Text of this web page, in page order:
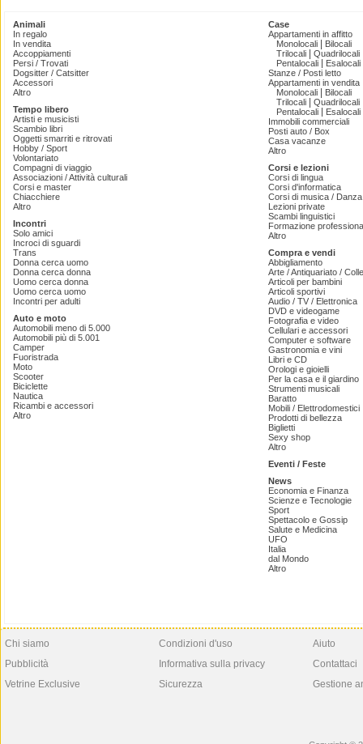
Animali
In regalo
In vendita
Accoppiamenti
Persi / Trovati
Dogsitter / Catsitter
Accessori
Altro
Tempo libero
Artisti e musicisti
Scambio libri
Oggetti smarriti e ritrovati
Hobby / Sport
Volontariato
Compagni di viaggio
Associazioni / Attività culturali
Corsi e master
Chiacchiere
Altro
Incontri
Solo amici
Incroci di sguardi
Trans
Donna cerca uomo
Donna cerca donna
Uomo cerca donna
Uomo cerca uomo
Incontri per adulti
Auto e moto
Automobili meno di 5.000
Automobili più di 5.001
Camper
Fuoristrada
Moto
Scooter
Biciclette
Nautica
Ricambi e accessori
Altro
Case
Appartamenti in affitto
Monolocali
Bilocali
Trilocali
Quadrilocali
Pentalocali
Esalocali
Stanze / Posti letto
Appartamenti in vendita
Monolocali
Bilocali
Trilocali
Quadrilocali
Pentalocali
Esalocali
Immobili commerciali
Posti auto / Box
Casa vacanze
Altro
Corsi e lezioni
Corsi di lingua
Corsi d'informatica
Corsi di musica /
Lezioni private
Scambi linguistici
Formazione
Altro
Compra e vendi
Abbigliamento
Arte / Antiquariato /
Articoli per bambini
Articoli sportivi
Audio / TV / Elettronica
DVD e videogame
Fotografia e video
Cellulari e accessori
Computer e software
Gastronomia e vini
Libri e CD
Orologi e gioielli
Per la casa e il giardino
Strumenti musicali
Baratto
Mobili / Elettrodomestici
Prodotti di bellezza
Biglietti
Sexy shop
Altro
Eventi / Feste
News
Economia e Finanza
Scienze e Tecnologie
Sport
Spettacolo e Gossip
Salute e Medicina
UFO
Italia
dal Mondo
Altro
Chi siamo
Pubblicità
Vetrine Exclusive
Condizioni d'uso
Informativa sulla privacy
Sicurezza
Aiuto
Contattaci
Gestione